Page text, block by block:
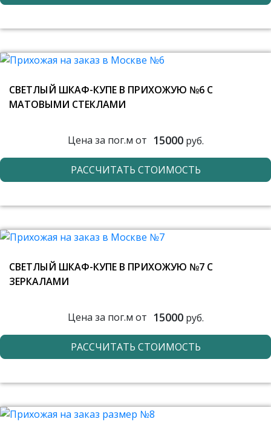
СВЕТЛЫЙ ШКАФ-КУПЕ В ПРИХОЖУЮ №6 С
МАТОВЫМИ СТЕКЛАМИ
Цена за пог.м от 15000руб.
РАССЧИТАТЬ СТОИМОСТЬ
СВЕТЛЫЙ ШКАФ-КУПЕ В ПРИХОЖУЮ №7 С
ЗЕРКАЛАМИ
Цена за пог.м от 15000руб.
РАССЧИТАТЬ СТОИМОСТЬ